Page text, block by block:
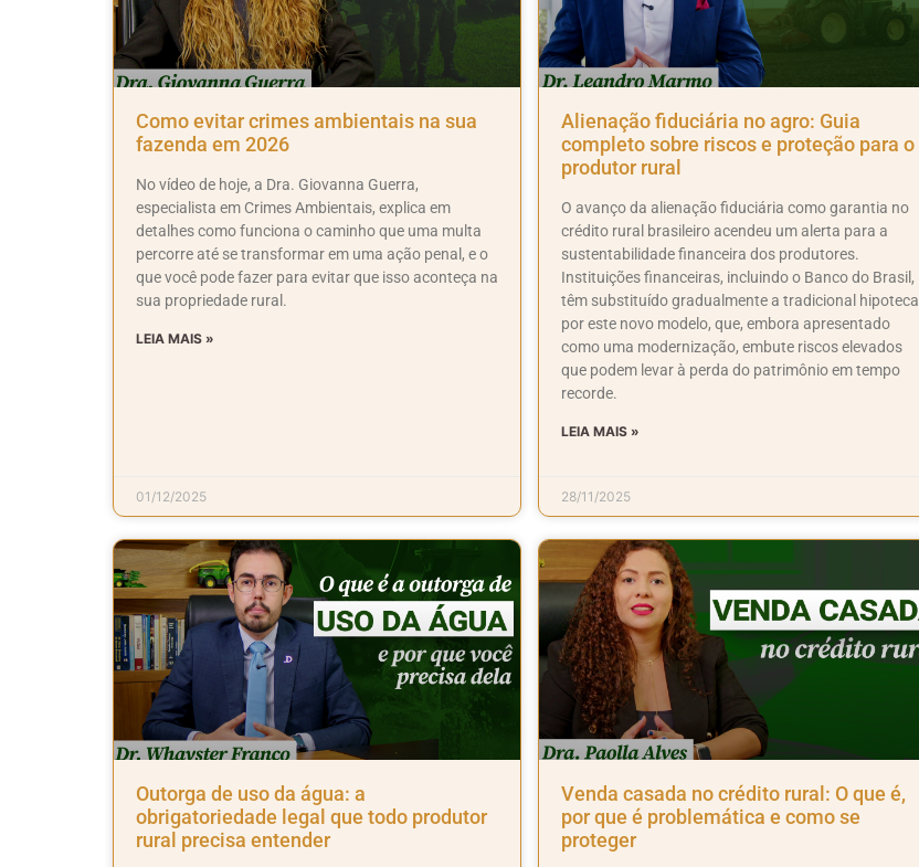
Como evitar crimes ambientais na sua
fazenda em 2026
No vídeo de hoje, a Dra. Giovanna Guerra,
especialista em Crimes Ambientais, explica em
detalhes como funciona o caminho que uma multa
percorre até se transformar em uma ação penal, e o
que você pode fazer para evitar que isso aconteça na
sua propriedade rural.
LEIA MAIS »
01/12/2025
Alienação fiduciária no agro: Guia
completo sobre riscos e proteção para o
produtor rural
O avanço da alienação fiduciária como garantia no
crédito rural brasileiro acendeu um alerta para a
sustentabilidade financeira dos produtores.
Instituições financeiras, incluindo o Banco do Brasil,
têm substituído gradualmente a tradicional hipoteca
por este novo modelo, que, embora apresentado
como uma modernização, embute riscos elevados
que podem levar à perda do patrimônio em tempo
recorde.
LEIA MAIS »
28/11/2025
Outorga de uso da água: a
obrigatoriedade legal que todo produtor
rural precisa entender
Venda casada no crédito rural: O que é,
por que é problemática e como se
proteger